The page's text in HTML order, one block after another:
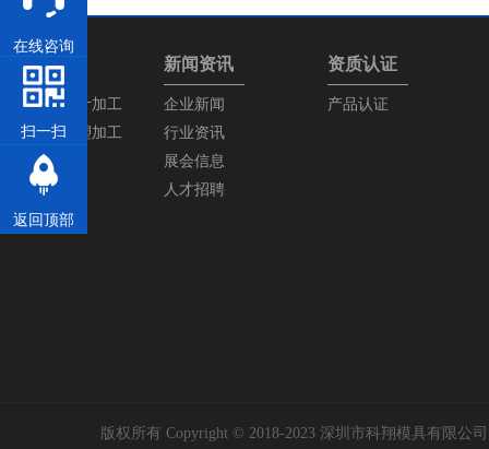
产品中心
塑胶模具设计加工
塑胶产品注塑加工
新闻资讯
企业新闻
行业资讯
展会信息
人才招聘
资质认证
产品认证
版权所有 Copyright © 2018-2023 深圳市科翔模具有限公
在线咨询
扫一扫
返回顶部